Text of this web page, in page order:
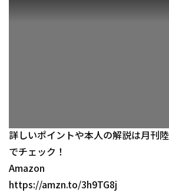
詳しいポイントや本人の解説は月刊
でチェック！
Amazon
https://amzn.to/3h9TG8j